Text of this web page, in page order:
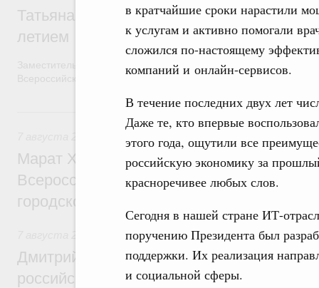
в кратчайшие сроки нарастили
к услугам и активно помогали
сложился по-настоящему
компаний и онлайн-сервисов.
В течение последних двух лет
Даже те, кто впервые
этого года, ощутили все
российскую экономику за
красноречивее любых слов.
Сегодня в нашей стране ИТ-
поручению Президента был
поддержки. Их реализация
и социальной сферы.
Татьяна Голикова поздравила
летием
Заместитель Председателя Правительства Татьяна Голикова
Всероссийского общественного движения «Волонтёры-
7 августа, пятница
Марат Хуснуллин провёл заседание
Всероссийского конкурса лучших
городской среды
Отрасль информационных технологий
Дмитрий Чернышенко и Сергей Кравцов
российскую сборную с победой на